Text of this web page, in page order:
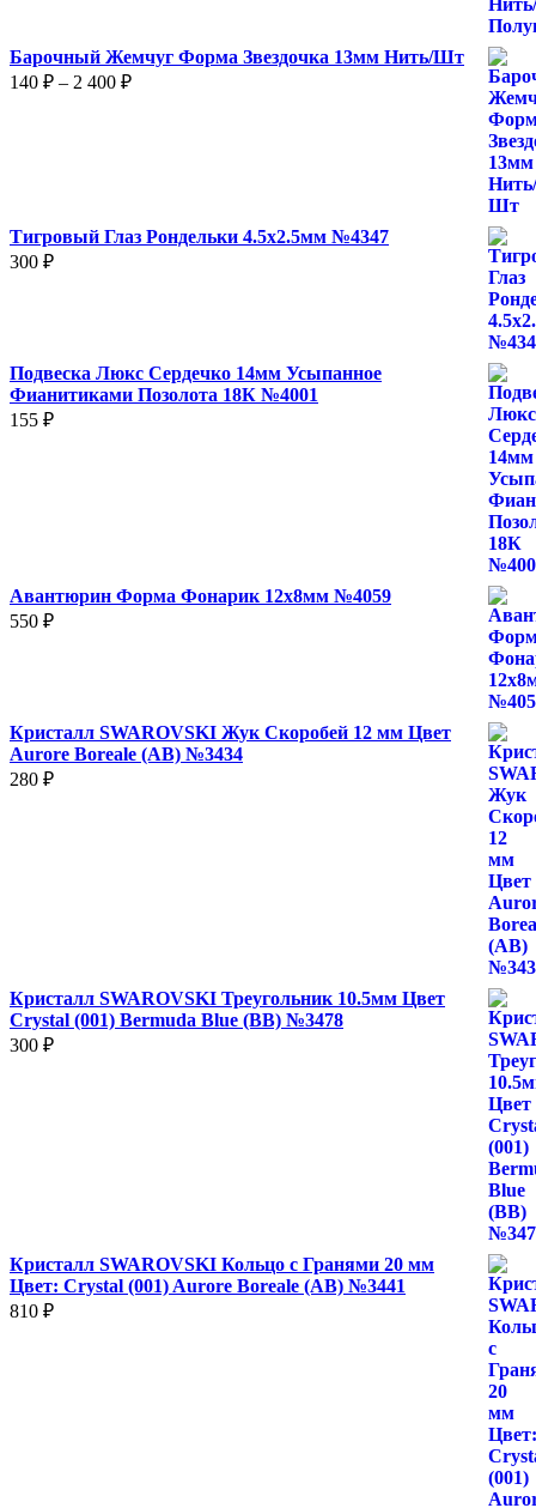
Барочный Жемчуг Форма Звездочка 13мм Нить/Шт
140 ₽ – 2 400 ₽Диапазон
Тигровый Глаз Рондельки 4.5х2.5мм №4347
300 ₽
Подвеска Люкс Сердечко 14мм Усыпанное
Фианитиками Позолота 18К №4001
155 ₽
Авантюрин Форма Фонарик 12x8мм №4059
550 ₽
Кристалл SWAROVSKI Жук Скоробей 12 мм Цвет
Aurore Boreale (AB) №3434
280 ₽
Кристалл SWAROVSKI Треугольник 10.5мм Цвет
Crystal (001) Bermuda Blue (BB) №3478
300 ₽
Кристалл SWAROVSKI Кольцо с Гранями 20 мм
Цвет: Crystal (001) Aurore Boreale (AB) №3441
810 ₽